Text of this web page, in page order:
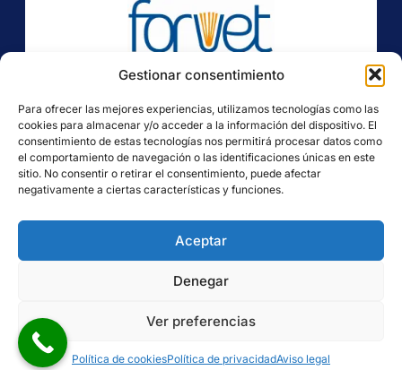
Gestionar consentimiento
Para ofrecer las mejores experiencias, utilizamos tecnologías como las
cookies para almacenar y/o acceder a la información del dispositivo. El
consentimiento de estas tecnologías nos permitirá procesar datos como
el comportamiento de navegación o las identificaciones únicas en este
sitio. No consentir o retirar el consentimiento, puede afectar
negativamente a ciertas características y funciones.
Aceptar
Denegar
Ver preferencias
Política de cookiesPolítica de privacidadAviso legal
sector veterinario en el que cada día se exige más a los profesionales que componen el
equipo de un centro veterinario.
Textos Legales
Aviso legal
Política de cookies